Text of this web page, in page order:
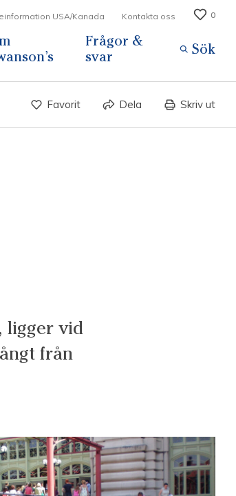
USA/Kanada Kontakta oss 0
Frågor &
svar
Sök
Favorit Dela Skriv ut
ligger vid
från